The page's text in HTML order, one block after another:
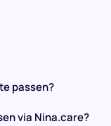
passen?
via Nina.care?